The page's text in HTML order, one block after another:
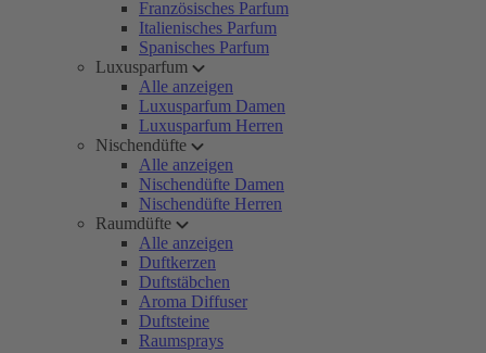
Französisches Parfum
Italienisches Parfum
Spanisches Parfum
Luxusparfum
Alle anzeigen
Luxusparfum Damen
Luxusparfum Herren
Nischendüfte
Alle anzeigen
Nischendüfte Damen
Nischendüfte Herren
Raumdüfte
Alle anzeigen
Duftkerzen
Duftstäbchen
Aroma Diffuser
Duftsteine
Raumsprays